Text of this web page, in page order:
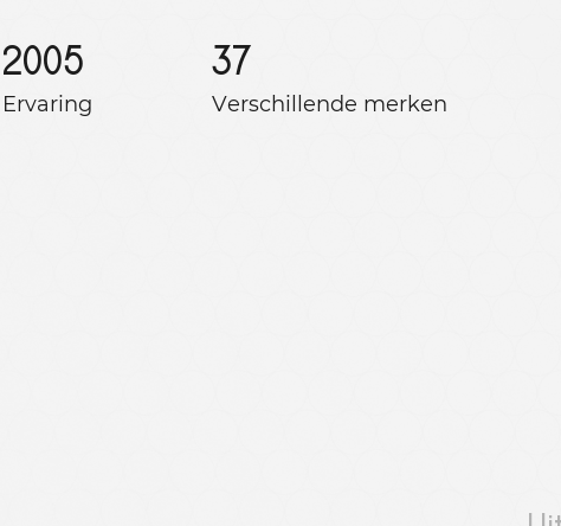
2005
Ervaring
37
Verschillende merken